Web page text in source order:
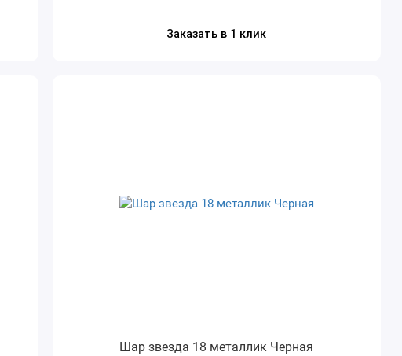
Заказать в 1 клик
Шар звезда 18 металлик Черная